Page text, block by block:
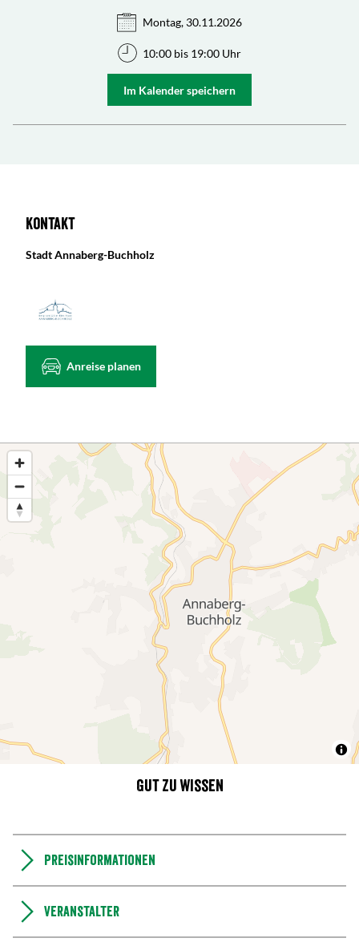
Montag, 30.11.2026
10:00 bis 19:00 Uhr
Im Kalender speichern
Kontakt
Stadt Annaberg-Buchholz
Anreise planen
Gut zu wissen
Preisinformationen
Veranstalter